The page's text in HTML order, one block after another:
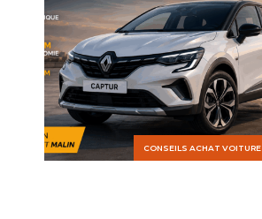
CONSEILS ACHAT VOITURE